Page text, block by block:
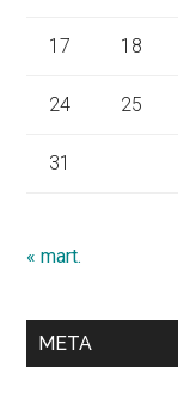
17 18
24 25
31
« mart.
META